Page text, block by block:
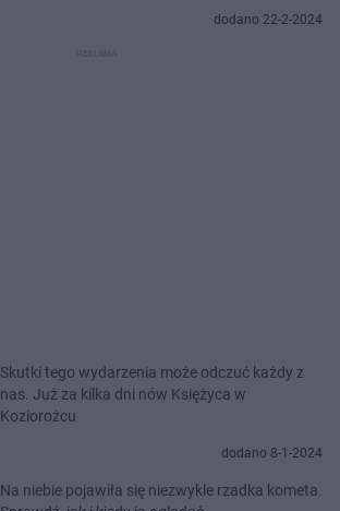
dodano 22-2-2024
Skutki tego wydarzenia może odczuć każdy z
nas. Już za kilka dni nów Księżyca w
Koziorożcu
dodano 8-1-2024
Na niebie pojawiła się niezwykle rzadka kometa.